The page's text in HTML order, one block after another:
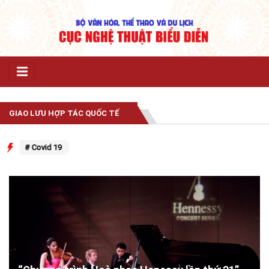
GIAO LƯU HỢP TÁC QUỐC TẾ
# Covid 19